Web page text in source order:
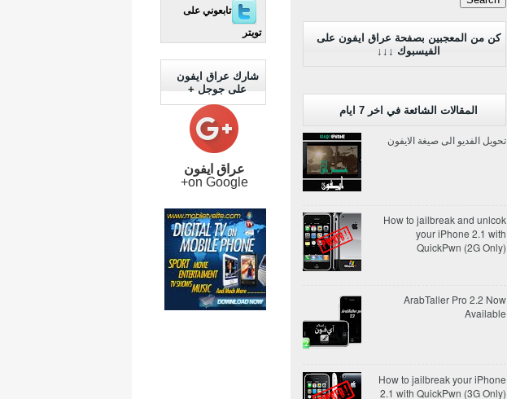
كن من المعجبين بصفحة عراق ايفون على
الفيسبوك ↓↓↓
المقالات الشائعة في اخر 7 ايام
تحويل الفديو الى صيغة الايفون
How to jailbreak and unlcok
your iPhone 2.1 with
QuickPwn (2G Only)
ArabTaller Pro 2.2 Now
Available
How to jailbreak your iPhone
2.1 with QuickPwn (3G Only)
تابعوني على
تويتر
شارك عراق ايفون
على جوجل +
عراق ايفون
on Google+